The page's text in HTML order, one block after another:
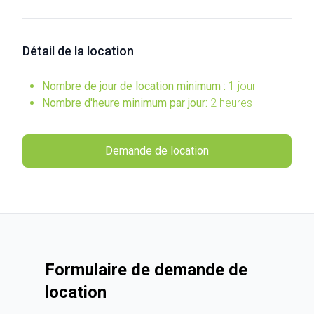
Détail de la location
Nombre de jour de location minimum : 1 jour
Nombre d'heure minimum par jour: 2 heures
Demande de location
Formulaire de demande de
location